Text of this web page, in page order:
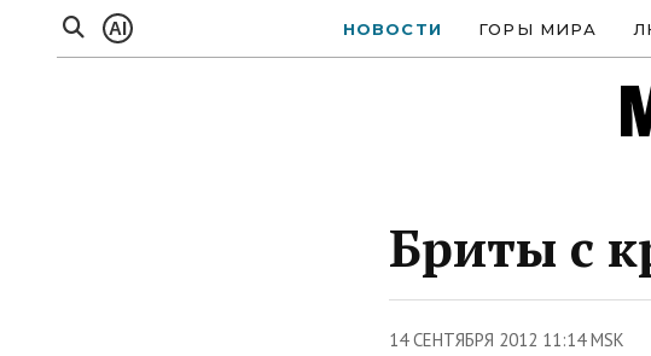
AI НОВОСТИ ГОРЫ МИРА
Бриты с
14 СЕНТЯБРЯ 2012 11:14 MSK